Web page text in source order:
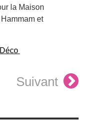
la Maison
et
Suivant